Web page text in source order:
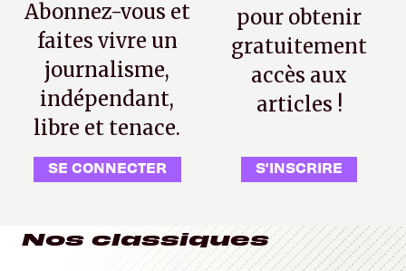
Abonnez-vous et
faites vivre un
journalisme,
indépendant,
libre et tenace.
SE CONNECTER
pour obtenir
gratuitement
accès aux
articles !
S'INSCRIRE
Nos classiques